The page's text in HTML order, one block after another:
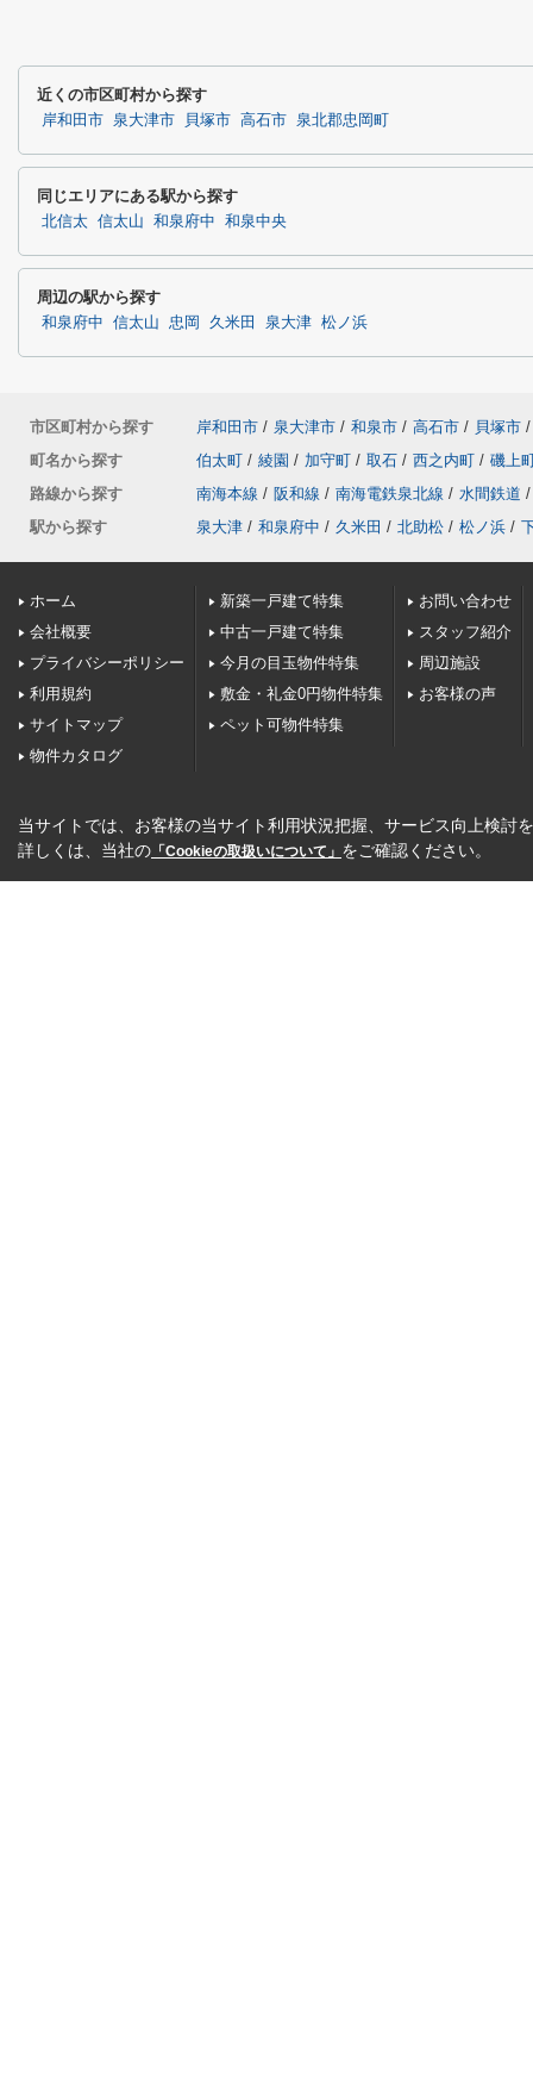
近くの市区町村から探す
岸和田市 泉大津市 貝塚市 高石市 泉北郡忠岡町
同じエリアにある駅から探す
北信太 信太山 和泉府中 和泉中央
周辺の駅から探す
和泉府中 信太山 忠岡 久米田 泉大津 松ノ浜
市区町村から探す 岸和田市 / 泉大津市 / 和泉市 / 高石市 / 貝塚市 /
町名から探す
伯太町 / 綾園 / 加守町 / 取石 / 西之内町 / 磯上
路線から探す
南海本線 / 阪和線 / 南海電鉄泉北線 / 水間鉄道 /
駅から探す
泉大津 / 和泉府中 / 久米田 / 北助松 / 松ノ浜 /
ホーム
会社概要
プライバシーポリシー
利用規約
サイトマップ
物件カタログ
新築一戸建て特集
中古一戸建て特集
今月の目玉物件特集
敷金・礼金0円物件特集
ペット可物件特集
お問い合わせ
スタッフ紹介
周辺施設
お客様の声
当サイトでは、お客様の当サイト利用状況把握、サービス向上検討
詳しくは、当社の 「Cookieの取扱いについて」 をご確認ください。